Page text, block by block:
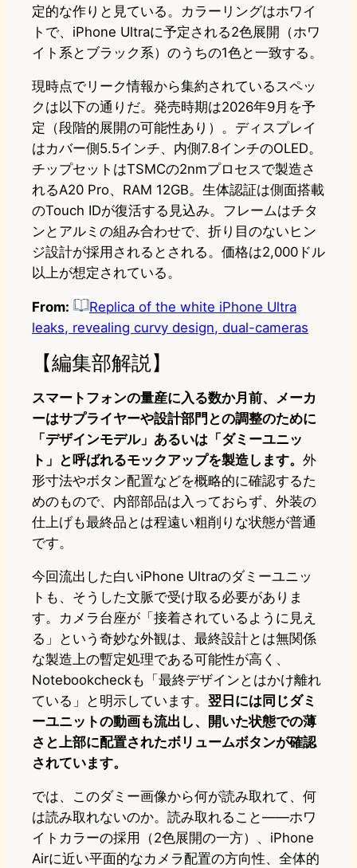
定的な作りと見ている。カラーリングはホワイ
トで、iPhone Ultraに予定される2色展開（ホワ
イト系とブラック系）のうちの1色と一致する。
現時点でリーク情報から集約されているスペッ
クは以下の通りだ。発売時期は2026年9月を予
定（段階的展開の可能性あり）。ディスプレイ
はカバー側5.5インチ、内側7.8インチのOLED。
チップセットはTSMCの2nmプロセスで製造さ
れるA20 Pro、RAM 12GB。生体認証は側面搭載
のTouch IDが復活する見込み。フレームはチタ
ンとアルミの組み合わせで、折り目のないヒン
ジ設計が採用されるとされる。価格は2,000ドル
以上が想定されている。
From:
Replica of the white iPhone Ultra
leaks, revealing curvy design, dual-cameras
【編集部解説】
スマートフォンの量産に入る数か月前、メーカ
ーはサプライヤーや設計部門との調整のために
「デザインモデル」あるいは「ダミーユニッ
ト」と呼ばれるモックアップを製造します。 外
形寸法やボタン配置などを概略的に確認するた
めのもので、内部部品は入っておらず、外装の
仕上げも最終品とは程遠い粗削りな状態が普通
です。
今回流出した白いiPhone Ultraのダミーユニッ
トも、そうした文脈で受け取る必要がありま
す。カメラ台座が「接着されているように見え
る」という奇妙な外観は、最終設計とは無関係
な製造上の暫定処理である可能性が高く、
Notebookcheckも「最終デザインとはかけ離れ
ている」と明示しています。 翌日には同じダミ
ーユニットの動画も流出し、開いた状態での薄
さと上部に配置されたボリュームボタンが確認
されています。
では、このダミー画像から何が読み取れて、何
は読み取れないのか。読み取れること——ホワ
イトカラーの採用（2色展開の一方）、iPhone
Airに近い平面的なカメラ配置の方向性、全体的